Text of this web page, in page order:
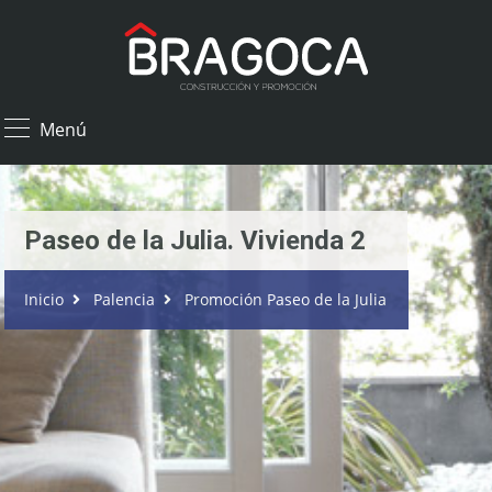
Menú
Paseo de la Julia. Vivienda 2
Inicio Palencia Promoción Paseo de la Julia